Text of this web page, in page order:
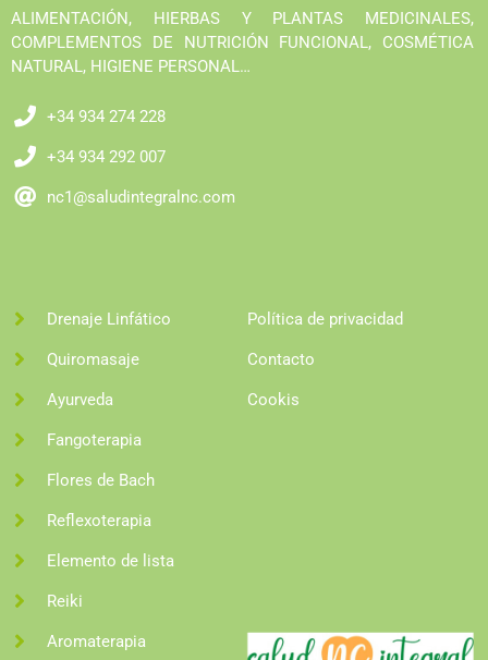
ALIMENTACIÓN, HIERBAS Y PLANTAS MEDICINALES,
COMPLEMENTOS DE NUTRICIÓN FUNCIONAL, COSMÉTICA
NATURAL, HIGIENE PERSONAL…
+34 934 274 228
+34 934 292 007
nc1@saludintegralnc.com
Drenaje Linfático
Quiromasaje
Ayurveda
Fangoterapia
Flores de Bach
Reflexoterapia
Elemento de lista
Reiki
Aromaterapia
Política de privacidad
Contacto
Cookis